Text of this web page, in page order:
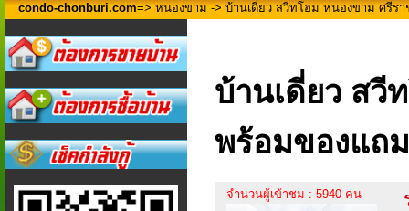
condo-chonburi.com=> หนองขาม -> บ้านเดี่ยว สวีทโฮม หนองขาม ศรีร
บ้านเดี่ยว สวี
พร้อมของแถม
จำนวนผู้เข้าชม : 5940 คน